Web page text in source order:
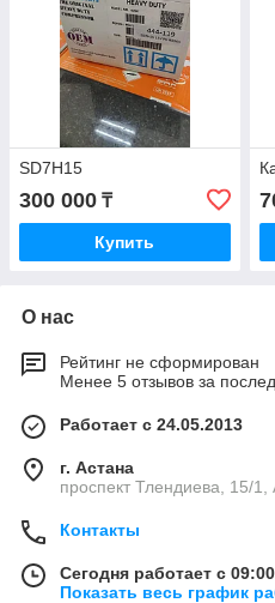
SD7H15
300 000 ₸
Купить
О нас
Рейтинг не сформирован
Менее 5 отзывов за
Работает с 24.05.2013
г. Астана
проспект Тлендиева, 15/1,
Контакты
Сегодня работает с
Показать весь график